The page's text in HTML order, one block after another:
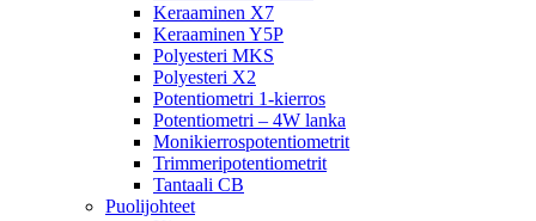
Keraaminen X7
Keraaminen Y5P
Polyesteri MKS
Polyesteri X2
Potentiometri 1-kierros
Potentiometri – 4W lanka
Monikierrospotentiometrit
Trimmeripotentiometrit
Tantaali CB
Puolijohteet